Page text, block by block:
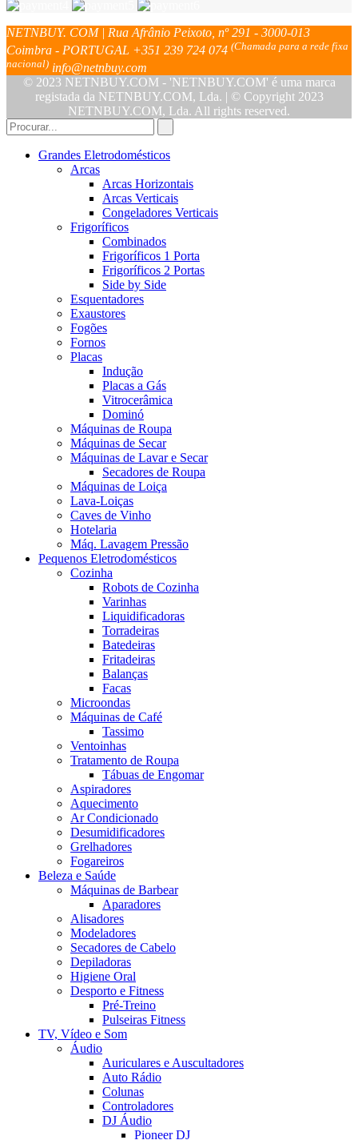
NETNBUY. COM | Rua Afrânio Peixoto, nº 291 - 3000-013
Coimbra - PORTUGAL +351 239 724 074 (Chamada para a rede fixa
nacional) info@netnbuy.com
© 2023 NETNBUY.COM - 'NETNBUY.COM' é uma marca
registada da NETNBUY.COM, Lda. | © Copyright 2023
NETNBUY.COM, Lda. All rights reserved.
Grandes Eletrodomésticos
Arcas
Arcas Horizontais
Arcas Verticais
Congeladores Verticais
Frigoríficos
Combinados
Frigoríficos 1 Porta
Frigoríficos 2 Portas
Side by Side
Esquentadores
Exaustores
Fogões
Fornos
Placas
Indução
Placas a Gás
Vitrocerâmica
Dominó
Máquinas de Roupa
Máquinas de Secar
Máquinas de Lavar e Secar
Secadores de Roupa
Máquinas de Loiça
Lava-Loiças
Caves de Vinho
Hotelaria
Máq. Lavagem Pressão
Pequenos Eletrodomésticos
Cozinha
Robots de Cozinha
Varinhas
Liquidificadoras
Torradeiras
Batedeiras
Fritadeiras
Balanças
Facas
Microondas
Máquinas de Café
Tassimo
Ventoinhas
Tratamento de Roupa
Tábuas de Engomar
Aspiradores
Aquecimento
Ar Condicionado
Desumidificadores
Grelhadores
Fogareiros
Beleza e Saúde
Máquinas de Barbear
Aparadores
Alisadores
Modeladores
Secadores de Cabelo
Depiladoras
Higiene Oral
Desporto e Fitness
Pré-Treino
Pulseiras Fitness
TV, Vídeo e Som
Áudio
Auriculares e Auscultadores
Auto Rádio
Colunas
Controladores
DJ Áudio
Pioneer DJ